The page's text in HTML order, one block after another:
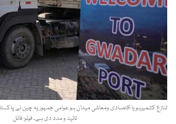
تنازع کشمیرہویا اقتصادی ومعاشی میدان ہو عوامی جمہوریہ چین نے
تائید و مدد دی ہے۔ فوٹو: فائل